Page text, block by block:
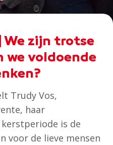
We zijn trotse
we voldoende
Trudy Vos,
haar
is de
voor de lieve mensen